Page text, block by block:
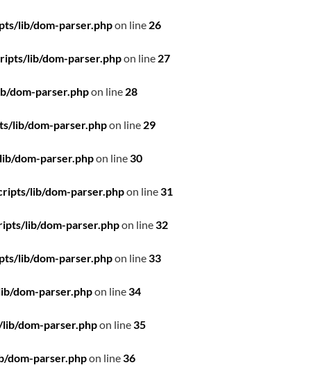
lib/dom-parser.phpon line 26
lib/dom-parser.phpon line 27
dom-parser.phpon line 28
lib/dom-parser.phpon line 29
dom-parser.phpon line30
lib/dom-parser.phpon line31
lib/dom-parser.phpon line32
lib/dom-parser.phpon line33
dom-parser.phpon line34
dom-parser.phpon line35
dom-parser.phpon line36